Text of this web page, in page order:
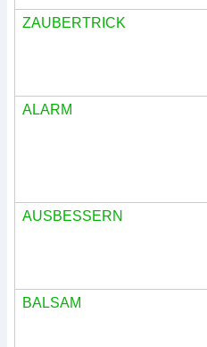
ZAUBERTRICK
ALARM
AUSBESSERN
BALSAM